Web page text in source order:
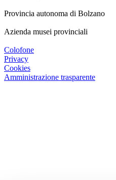
Provincia autonoma di Bolzano
Azienda musei provinciali
Colofone
Privacy
Cookies
Amministrazione trasparente